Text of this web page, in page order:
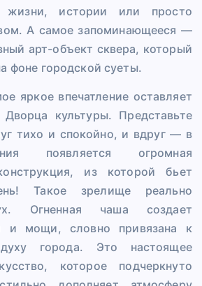
жизни, истории или просто
А самое запоминающееся —
арт-объект сквера, который
фоне городской суеты.
яркое впечатление оставляет
культуры. Представьте
тихо и спокойно, и вдруг — в
появляется огромная
из которой бьет
Такое зрелище реально
Огненная чаша создает
и мощи, словно привязана к
духу города. Это настоящее
которое подчеркнуто